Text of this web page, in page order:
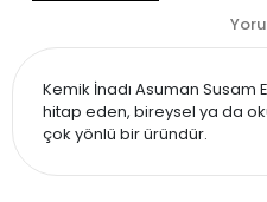
Kemik İnadı Asuman Susam
hitap eden, bireysel ya da
çok yönlü bir üründür.